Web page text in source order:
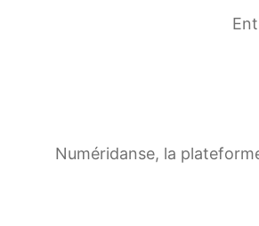
Numéridanse, la